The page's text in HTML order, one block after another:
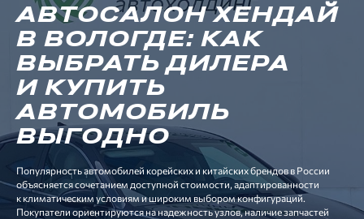
АВТОСАЛОН ХЕНДАЙ
В ВОЛОГДЕ: КАК
ВЫБРАТЬ ДИЛЕРА
И КУПИТЬ
АВТОМОБИЛЬ
ВЫГОДНО
Популярность автомобилей корейских и китайских брендов в России
объясняется сочетанием доступной стоимости, адаптированности
к климатическим условиям и широким выбором конфигураций.
Покупатели ориентируются на надежность узлов, наличие запчастей